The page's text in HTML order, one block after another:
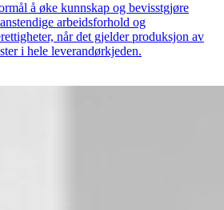
å øke kunnskap og bevisstgjøre
arbeidsforhold og
når det gjelder produksjon av
i hele leverandørkjeden.